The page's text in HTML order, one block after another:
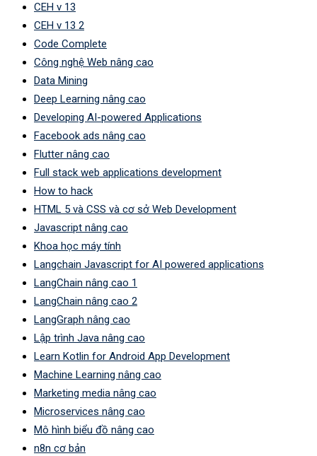
CEH v 13
CEH v 13 2
Code Complete
Công nghệ Web nâng cao
Data Mining
Deep Learning nâng cao
Developing AI-powered Applications
Facebook ads nâng cao
Flutter nâng cao
Full stack web applications development
How to hack
HTML 5 và CSS và cơ sở Web Development
Javascript nâng cao
Khoa học máy tính
Langchain Javascript for AI powered applications
LangChain nâng cao 1
LangChain nâng cao 2
LangGraph nâng cao
Lập trình Java nâng cao
Learn Kotlin for Android App Development
Machine Learning nâng cao
Marketing media nâng cao
Microservices nâng cao
Mô hình biểu đồ nâng cao
n8n cơ bản